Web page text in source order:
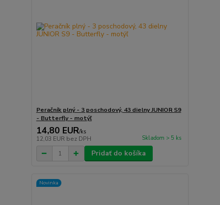
Peračník plný - 3 poschodový, 43 dielny JUNIOR S9
- Butterfly - motýľ
14,80 EUR/ks
12,03 EUR bez DPH Skladom > 5 ks
Pridať do košíka
Novinka